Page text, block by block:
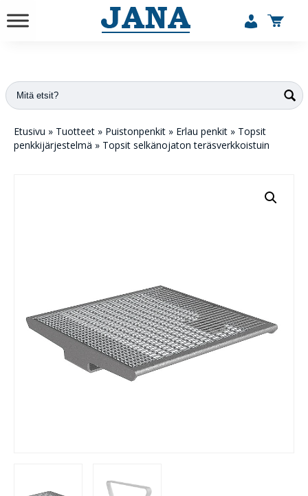
Etusivu » Tuotteet » Puistonpenkit » Erlau penkit » Topsit
penkkijärjestelmä » Topsit selkänojaton teräsverkkoistuin